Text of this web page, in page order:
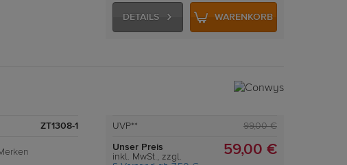
DETAILS WARENKORB
ZT1308-1 UVP** 99,00 €
Unser Preis
inkl. MwSt., zzgl.
59,00 €